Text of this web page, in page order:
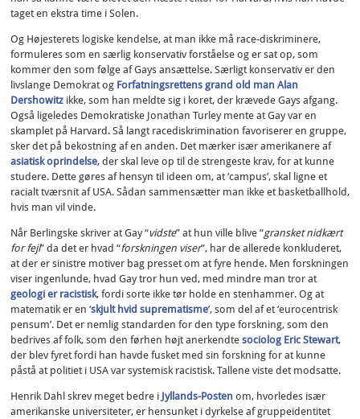
taget en ekstra time i Solen.
Og Højesterets logiske kendelse, at man ikke må race-diskriminere,
formuleres som en særlig konservativ forståelse og er sat op, som
kommer den som følge af Gays ansættelse. Særligt konservativ er den
livslange Demokrat og Forfatningsrettens grand old man Alan
Dershowitzikke, som han meldte sig i koret, der krævede Gays afgang.
Også ligeledes Demokratiske Jonathan Turley mente at Gay var en
skamplet på Harvard. Så langt racediskrimination favoriserer en gruppe,
sker det på bekostning af en anden. Det mærker især amerikanere af
asiatisk oprindelse, der skal leve op til de strengeste krav, for at kunne
studere. Dette gøres af hensyn til ideen om, at ‘campus’, skal ligne et
racialt tværsnit af USA. Sådan sammensætter man ikke et basketballhold,
hvis man vil vinde.
Når Berlingske skriver at Gay “vidste” at hun ville blive “gransket nidkært
for fejl” da det er hvad “forskningen viser”, har de allerede konkluderet,
at der er sinistre motiver bag presset om at fyre hende. Men forskningen
viser ingenlunde, hvad Gay tror hun ved, med mindre man tror at
geologi er racistisk, fordi sorte ikke tør holde en stenhammer. Og at
matematik er en ‘skjult hvid suprematisme’, som del af et ‘eurocentrisk
pensum’. Det er nemlig standarden for den type forskning, som den
bedrives af folk, som den førhen højt anerkendte sociolog Eric Stewart,
der blev fyret fordi han havde fusket med sin forskning for at kunne
påstå at politiet i USA var systemisk racistisk. Tallene viste det modsatte.
Henrik Dahl skrev meget bedre i Jyllands-Postenom, hvorledes især
amerikanske universiteter, er hensunket i dyrkelse af gruppeidentitet